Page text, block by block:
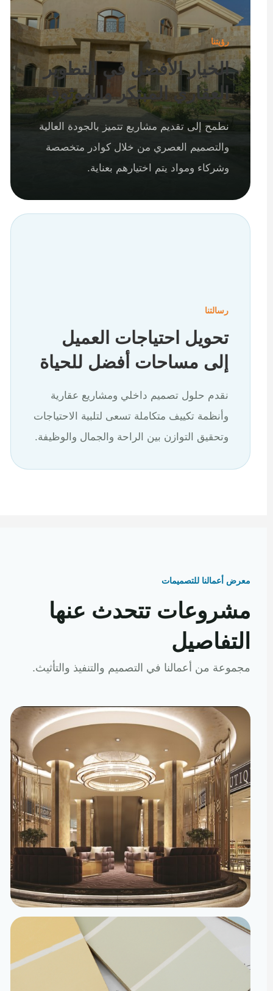
رؤيتنا
الخيار الأفضل في التطوير
العقاري المبتكر والموثوق
نطمح إلى تقديم مشاريع تتميز بالجودة العالية
والتصميم العصري من خلال كوادر متخصصة
وشركاء ومواد يتم اختيارهم بعناية.
رسالتنا
تحويل احتياجات العميل
إلى مساحات أفضل للحياة
نقدم حلول تصميم داخلي ومشاريع عقارية
وأنظمة تكييف متكاملة تسعى لتلبية الاحتياجات
وتحقيق التوازن بين الراحة والجمال والوظيفة.
معرض أعمالنا للتصميمات
مشروعات تتحدث عنها
التفاصيل
مجموعة من أعمالنا في التصميم والتنفيذ والتأثيث.
تصميم داخلي
مساحات مصممة لتعيش تفاصيلها